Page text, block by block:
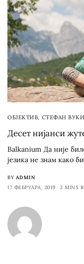
ОБЈЕКТИВ, СТЕФАН
Десет нијанси
Balkanium Да није
језика не знам како
BY ADMIN
17 ФЕБРУАРА, 2019
3 MINS